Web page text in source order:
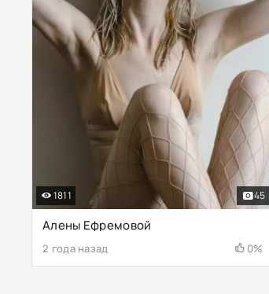
Алены Ефремовой
2 года назад 0%
1811 45